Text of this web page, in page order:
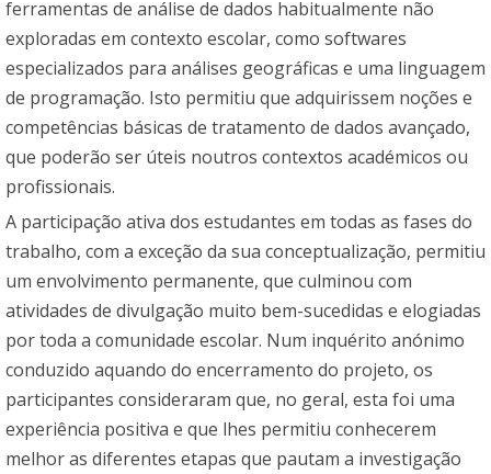
ferramentas de análise de dados habitualmente não
exploradas em contexto escolar, como softwares
especializados para análises geográficas e uma linguagem
de programação. Isto permitiu que adquirissem noções e
competências básicas de tratamento de dados avançado,
que poderão ser úteis noutros contextos académicos ou
profissionais.
A participação ativa dos estudantes em todas as fases do
trabalho, com a exceção da sua conceptualização, permitiu
um envolvimento permanente, que culminou com
atividades de divulgação muito bem-sucedidas e elogiadas
por toda a comunidade escolar. Num inquérito anónimo
conduzido aquando do encerramento do projeto, os
participantes consideraram que, no geral, esta foi uma
experiência positiva e que lhes permitiu conhecerem
melhor as diferentes etapas que pautam a investigação